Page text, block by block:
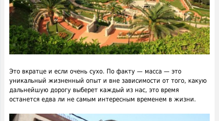
Это вкратце и если очень сухо. По факту — масса — это
уникальный жизненный опыт и вне зависимости от того, какую
дальнейшую дорогу выберет каждый из нас, это время
останется едва ли не самым интересным временем в жизни.